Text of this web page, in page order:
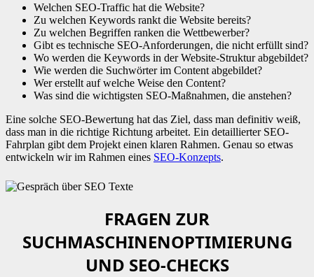
Welchen SEO-Traffic hat die Website?
Zu welchen Keywords rankt die Website bereits?
Zu welchen Begriffen ranken die Wettbewerber?
Gibt es technische SEO-Anforderungen, die nicht erfüllt sind?
Wo werden die Keywords in der Website-Struktur abgebildet?
Wie werden die Suchwörter im Content abgebildet?
Wer erstellt auf welche Weise den Content?
Was sind die wichtigsten SEO-Maßnahmen, die anstehen?
Eine solche SEO-Bewertung hat das Ziel, dass man definitiv weiß,
dass man in die richtige Richtung arbeitet. Ein detaillierter SEO-
Fahrplan gibt dem Projekt einen klaren Rahmen. Genau so etwas
entwickeln wir im Rahmen eines SEO-Konzepts.
FRAGEN ZUR
SUCHMASCHINENOPTIMIERUNG
UND SEO-CHECKS